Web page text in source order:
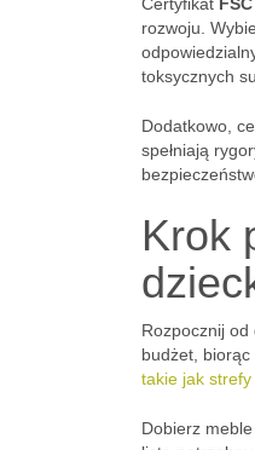
rozwoju.
toksycznych
Dodatkowo,
spełniają
Krok
Rozpocznij od
budżet, biorąc
takie jak
Dobierz